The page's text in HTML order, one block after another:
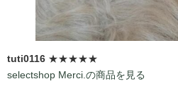
tuti0116 ★★★★★
selectshop Merci.の商品を見る